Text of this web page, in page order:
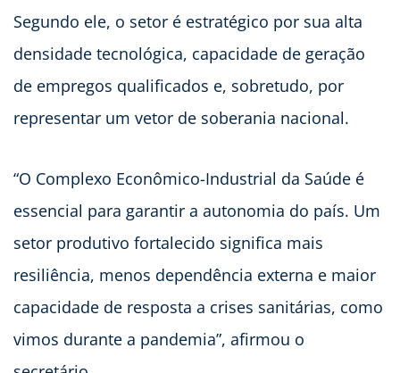
Segundo ele, o setor é estratégico por sua alta
densidade tecnológica, capacidade de geração
de empregos qualificados e, sobretudo, por
representar um vetor de soberania nacional.
“O Complexo Econômico-Industrial da Saúde é
essencial para garantir a autonomia do país. Um
setor produtivo fortalecido significa mais
resiliência, menos dependência externa e maior
capacidade de resposta a crises sanitárias, como
vimos durante a pandemia”, afirmou o